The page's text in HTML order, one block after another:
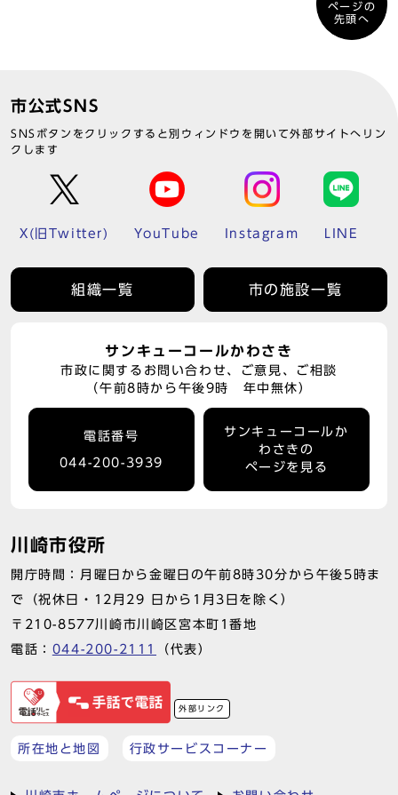
ページの
先頭へ
市公式SNS
SNSボタンをクリックすると別ウィンドウを開いて外部サイトへリン
クします
X(旧Twitter) YouTube Instagram LINE
組織一覧 市の施設一覧
サンキューコールかわさき
市政に関するお問い合わせ、ご意見、ご相談
（午前8時から午後9時 年中無休）
電話番号
044-200-3939
サンキューコールか
わさきの
ページを見る
川崎市役所
開庁時間：月曜日から金曜日の午前8時30分から午後5時ま
で（祝休日・12月29 日から1月3日を除く）
〒210-8577川崎市川崎区宮本町1番地
電話： 044-200-2111 （代表）
外部リンク
所在地と地図 行政サービスコーナー